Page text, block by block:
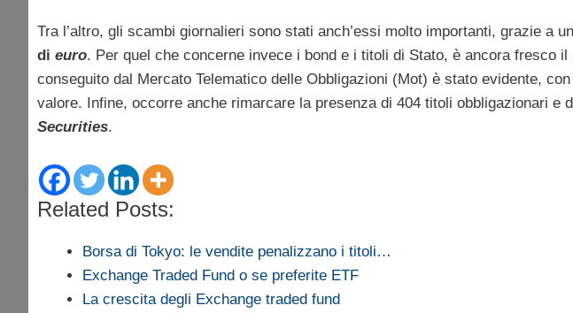
Tra l’altro, gli scambi giornalieri sono stati anch’essi molto importanti, grazie a
di euro. Per quel che concerne invece i bond e i titoli di Stato, è ancora fresco il
conseguito dal Mercato Telematico delle Obbligazioni (Mot) è stato evidente,
valore. Infine, occorre anche rimarcare la presenza di 404 titoli obbligazionari e
Securities.
Related Posts:
Borsa di Tokyo: le vendite penalizzano i titoli…
Exchange Traded Fund o se preferite ETF
La crescita degli Exchange traded fund